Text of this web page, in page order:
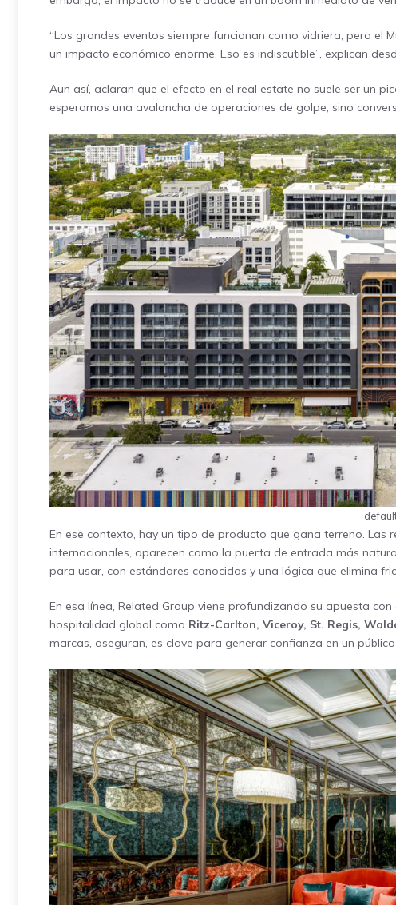
“Los grandes eventos siempre funcionan como vidriera, pero el
un impacto económico enorme. Eso es indiscutible”, explican
Aun así, aclaran que el efecto en el real estate no suele ser un
esperamos una avalancha de operaciones de golpe, sino
En ese contexto, hay un tipo de producto que gana terreno. Las
internacionales, aparecen como la puerta de entrada más
para usar, con estándares conocidos y una lógica que elimina
En esa línea, Related Group viene profundizando su apuesta
hospitalidad global como Ritz-Carlton, Viceroy, St. Regis,
marcas, aseguran, es clave para generar confianza en un